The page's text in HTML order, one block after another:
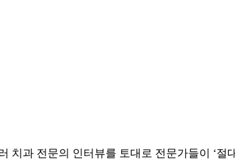
치과 전문의 인터뷰를 토대로 전문가들이 ‘절